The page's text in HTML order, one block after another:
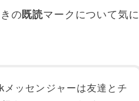
の既読マークについて気に
メッセンジャーは友達とチ